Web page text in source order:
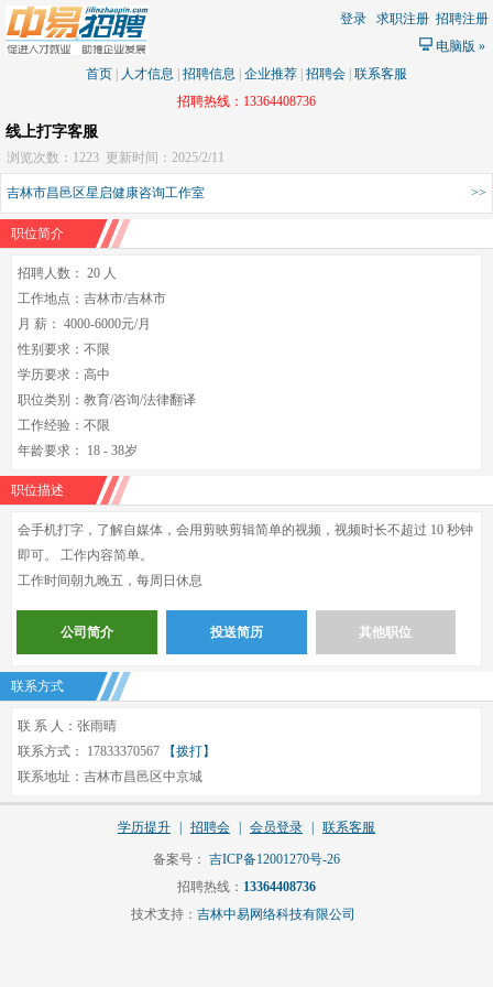
登录 求职注册 招聘注册
电脑版 »
首页
人才信息 招聘信息 企业推荐 招聘会 联系客服
招聘热线：13364408736
线上打字客服
浏览次数：1223 更新时间：2025/2/11
>>
吉林市昌邑区星启健康咨询工作室
职位简介
招聘人数： 20 人
工作地点：吉林市/吉林市
月 薪： 4000-6000元/月
性别要求：不限
学历要求：高中
职位类别：教育/咨询/法律翻译
工作经验：不限
年龄要求： 18 - 38岁
职位描述
会手机打字，了解自媒体，会用剪映剪辑简单的视频，视频时长不超过 10 秒钟
即可。 工作内容简单。
工作时间朝九晚五，每周日休息
公司简介 投送简历 其他职位
联系方式
联 系 人：张雨晴
联系方式： 17833370567
【拨打】
联系地址：吉林市昌邑区中京城
学历提升 招聘会 会员登录 联系客服
备案号： 吉ICP备12001270号-26
招聘热线： 13364408736
技术支持： 吉林中易网络科技有限公司